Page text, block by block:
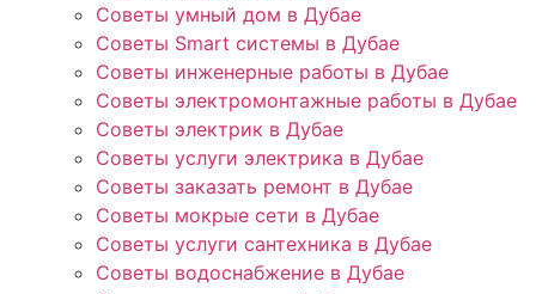
Советы умный дом в Дубае
Советы Smart системы в Дубае
Советы инженерные работы в Дубае
Советы электромонтажные работы в Дубае
Советы электрик в Дубае
Советы услуги электрика в Дубае
Советы заказать ремонт в Дубае
Советы мокрые сети в Дубае
Советы услуги сантехника в Дубае
Советы водоснабжение в Дубае